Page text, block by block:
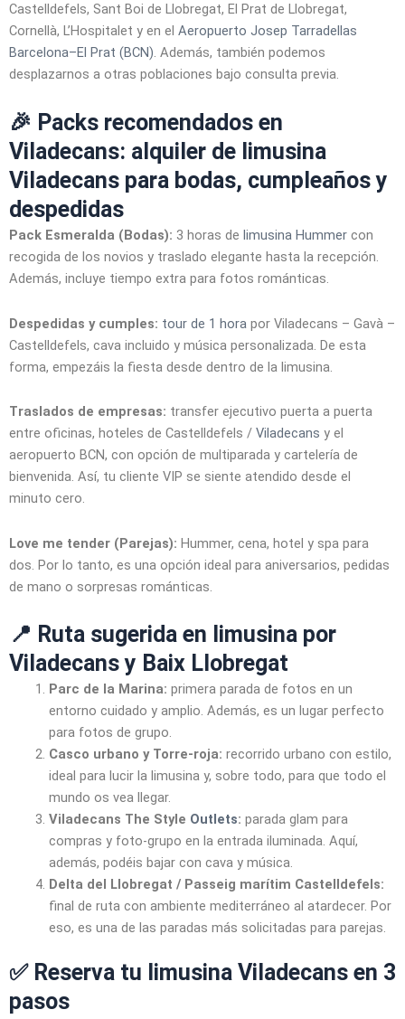
Castelldefels, Sant Boi de Llobregat, El Prat de Llobregat,
Cornellà, L’Hospitalet y en el Aeropuerto Josep Tarradellas
Barcelona–El Prat (BCN). Además, también podemos
desplazarnos a otras poblaciones bajo consulta previa.
🎉 Packs recomendados en
Viladecans: alquiler de limusina
Viladecans para bodas, cumpleaños y
despedidas
Pack Esmeralda (Bodas): 3 horas de limusina Hummer con
recogida de los novios y traslado elegante hasta la recepción.
Además, incluye tiempo extra para fotos románticas.
Despedidas y cumples: tour de 1 hora por Viladecans – Gavà –
Castelldefels, cava incluido y música personalizada. De esta
forma, empezáis la fiesta desde dentro de la limusina.
Traslados de empresas: transfer ejecutivo puerta a puerta
entre oficinas, hoteles de Castelldefels / Viladecans y el
aeropuerto BCN, con opción de multiparada y cartelería de
bienvenida. Así, tu cliente VIP se siente atendido desde el
minuto cero.
Love me tender (Parejas): Hummer, cena, hotel y spa para
dos. Por lo tanto, es una opción ideal para aniversarios, pedidas
de mano o sorpresas románticas.
📍 Ruta sugerida en limusina por
Viladecans y Baix Llobregat
Parc de la Marina: primera parada de fotos en un
entorno cuidado y amplio. Además, es un lugar perfecto
para fotos de grupo.
Casco urbano y Torre-roja: recorrido urbano con estilo,
ideal para lucir la limusina y, sobre todo, para que todo el
mundo os vea llegar.
Viladecans The Style Outlets: parada glam para
compras y foto-grupo en la entrada iluminada. Aquí,
además, podéis bajar con cava y música.
Delta del Llobregat / Passeig marítim Castelldefels:
final de ruta con ambiente mediterráneo al atardecer. Por
eso, es una de las paradas más solicitadas para parejas.
✅ Reserva tu limusina Viladecans en 3
pasos